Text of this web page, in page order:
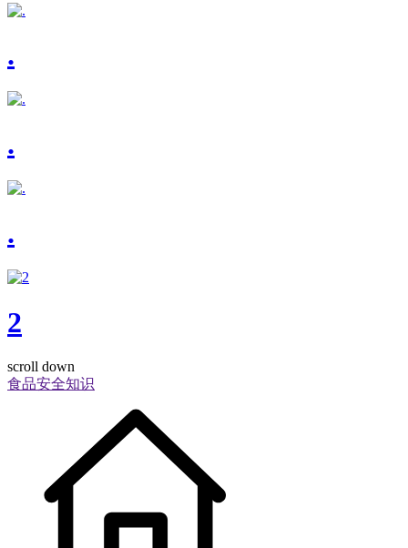
.
.
.
2
scroll down
食品安全知识